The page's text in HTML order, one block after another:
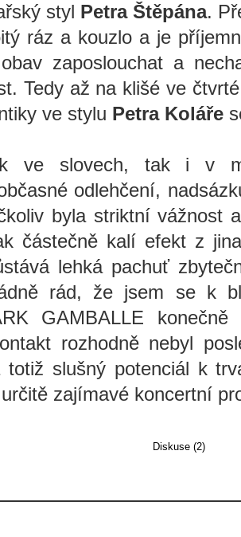
styl Petra Štěpána.
ráz a kouzlo a je
zaposlouchat a
Tedy až na klišé ve
ve stylu Petra Koláře
ve slovech, tak i v
odlehčení,
byla striktní vážnost
částečně kalí efekt z
lehká pachuť
rád, že jsem se k
GAMBALLE
rozhodně nebyl
totiž slušný potenciál k
zajímavé koncertní
Diskuse (2)